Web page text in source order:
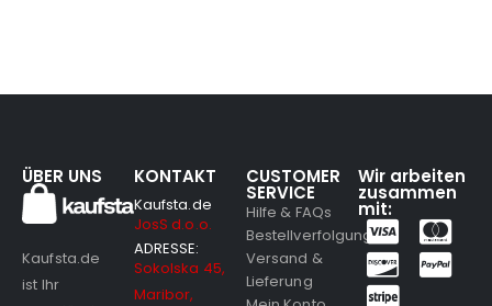
ÜBER UNS
Kaufsta.de
ist Ihr
KONTAKT
Kaufsta.de
JosS d.o.o.
ADRESSE:
Sokolska 45,
Maribor,
CUSTOMER
SERVICE
Hilfe & FAQs
Bestellverfolgung
Versand &
Lieferung
Wir arbeiten
zusammen
mit: